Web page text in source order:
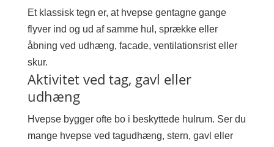
Et klassisk tegn er, at hvepse gentagne gange
flyver ind og ud af samme hul, sprække eller
åbning ved udhæng, facade, ventilationsrist eller
skur.
Aktivitet ved tag, gavl eller
udhæng
Hvepse bygger ofte bo i beskyttede hulrum. Ser du
mange hvepse ved tagudhæng, stern, gavl eller